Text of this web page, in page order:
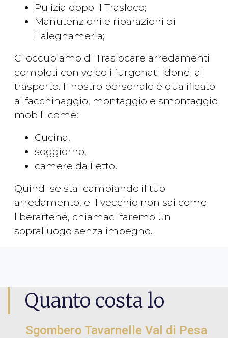
Pulizia dopo il Trasloco;
Manutenzioni e riparazioni di
Falegnameria;
Ci occupiamo di Traslocare arredamenti
completi con veicoli furgonati idonei al
trasporto. Il nostro personale è qualificato
al facchinaggio, montaggio e smontaggio
mobili come:
Cucina,
soggiorno,
camere da Letto.
Quindi se stai cambiando il tuo
arredamento, e il vecchio non sai come
liberartene, chiamaci faremo un
sopralluogo senza impegno.
Quanto costa lo
Sgombero Tavarnelle Val di Pesa